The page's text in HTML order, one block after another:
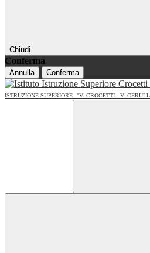
Chiudi
Conferma
Annulla Conferma
ISTRUZIONE SUPERIORE
"V. CROCETTI - V.